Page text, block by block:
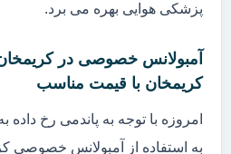
پزشکی هوایی بهره می برد.
آمبولانس خصوصی در کریمخان
کریمخان با قیمت مناسب
امروزه با توجه به پاندمی رخ داده
به استفاده از آمبولانس خصوصی